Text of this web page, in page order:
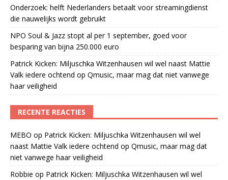
Onderzoek: helft Nederlanders betaalt voor streamingdienst
die nauwelijks wordt gebruikt
NPO Soul & Jazz stopt al per 1 september, goed voor
besparing van bijna 250.000 euro
Patrick Kicken: Miljuschka Witzenhausen wil wel naast Mattie
Valk iedere ochtend op Qmusic, maar mag dat niet vanwege
haar veiligheid
RECENTE REACTIES
MEBO op Patrick Kicken: Miljuschka Witzenhausen wil wel
naast Mattie Valk iedere ochtend op Qmusic, maar mag dat
niet vanwege haar veiligheid
Robbie op Patrick Kicken: Miljuschka Witzenhausen wil wel